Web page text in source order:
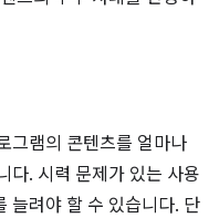
그램의 콘텐츠를 얼마나
다. 시력 문제가 있는 사용
늘려야 할 수 있습니다. 단